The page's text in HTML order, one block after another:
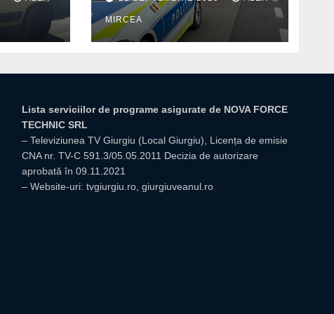
din Mihăilești
MIRCEA
Lista serviciilor de programe asigurate de NOVA FORCE
TECHNIC SRL
– Televiziunea TV Giurgiu (Local Giurgiu), Licența de emisie
CNA nr. TV-C 591.3/05.05.2011 Decizia de autorizare
aprobată în 09.11.2021
– Website-uri: tvgiurgiu.ro, giurgiuveanul.ro